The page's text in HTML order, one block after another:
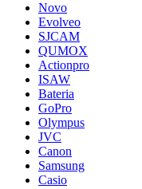
Novo
Evolveo
SJCAM
QUMOX
Actionpro
ISAW
Bateria
GoPro
Olympus
JVC
Canon
Samsung
Casio